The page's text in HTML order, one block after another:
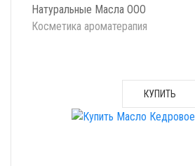
Натуральные Масла ООО
Косметика ароматерапия
КУПИТЬ